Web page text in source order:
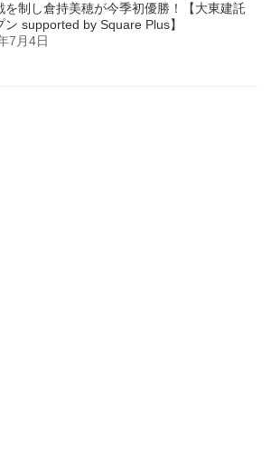
を制し倉持美穂が今季初優勝！【大東建託
ン supported by Square Plus】
7月4日